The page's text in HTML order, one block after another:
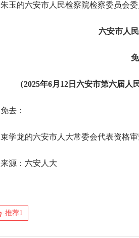
朱玉的六安市人民检察院检察委员会委
六安市人
（2025年6月12日六安市第六届
免去：
束学龙的六安市人大常委会代表资格审
来源：六安人大
推荐1